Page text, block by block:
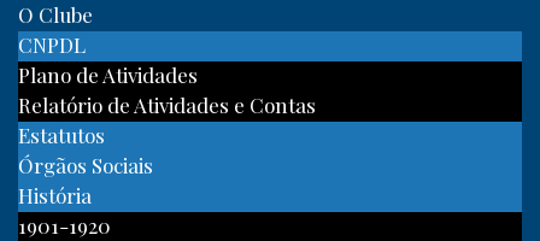
O Clube
CNPDL
Plano de Atividades
Relatório de Atividades e Contas
Estatutos
Órgãos Sociais
História
1901-1920